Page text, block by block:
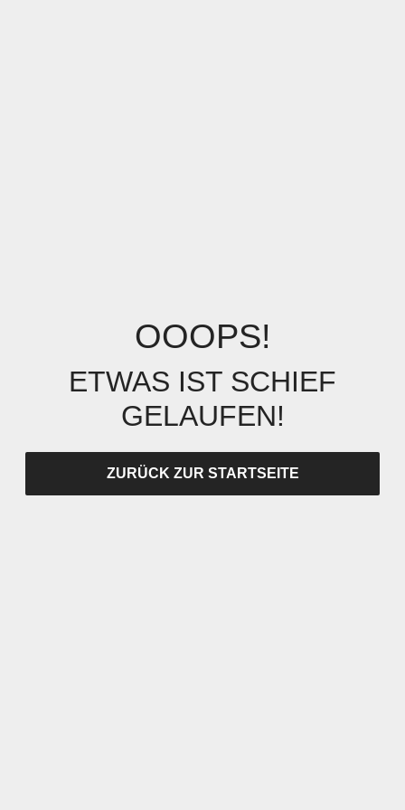
OOOPS!
ETWAS IST SCHIEF
GELAUFEN!
ZURÜCK ZUR STARTSEITE